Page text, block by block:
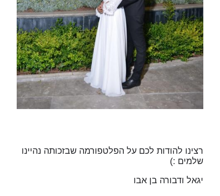
רצינו להודות לכם על הפלטפורמה שבזכותה נהיינו
שלמים :)
יגאל ודבורה בן אבו